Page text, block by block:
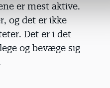
er mest aktive.
og det er ikke
Det er i det
og bevæge sig